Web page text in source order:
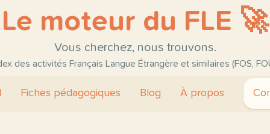
Le moteur du FLE 🚀
Vous cherchez, nous trouvons.
des activités Français Langue Étrangère et similaires (FOS,
Fiches pédagogiques Blog À propos